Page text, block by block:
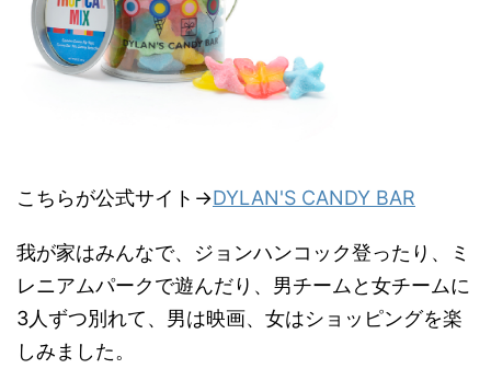
こちらが公式サイト→DYLAN'S CANDY BAR
我が家はみんなで、ジョンハンコック登ったり、ミ
レニアムパークで遊んだり、男チームと女チームに
3人ずつ別れて、男は映画、女はショッピングを楽
しみました。